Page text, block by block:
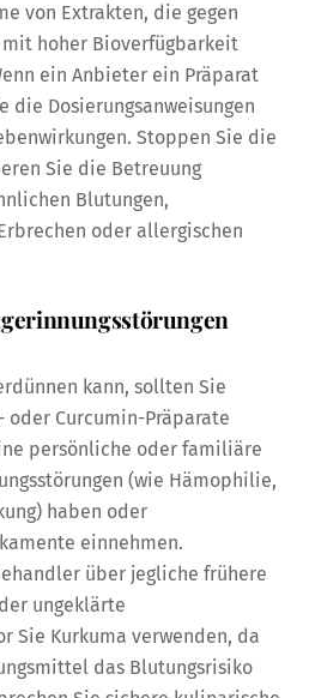
von Extrakten, die gegen
mit hoher Bioverfügbarkeit
ein Anbieter ein Präparat
die Dosierungsanweisungen
Stoppen Sie die
Sie die Betreuung
Blutungen,
oder allergischen
kann, sollten Sie
Curcumin-Präparate
persönliche oder familiäre
(wie Hämophilie,
haben oder
einnehmen.
über jegliche frühere
ungeklärte
Sie Kurkuma verwenden, da
das Blutungsrisiko